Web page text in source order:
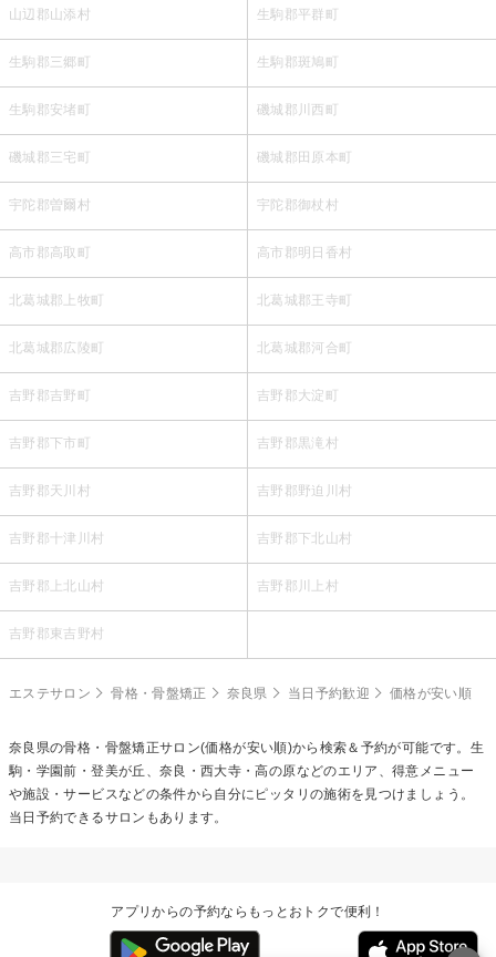
山辺郡山添村 生駒郡平群町
生駒郡三郷町 生駒郡斑鳩町
生駒郡安堵町 磯城郡川西町
磯城郡三宅町 磯城郡田原本町
宇陀郡曽爾村 宇陀郡御杖村
高市郡高取町 高市郡明日香村
北葛城郡上牧町 北葛城郡王寺町
北葛城郡広陵町 北葛城郡河合町
吉野郡吉野町 吉野郡大淀町
吉野郡下市町 吉野郡黒滝村
吉野郡天川村 吉野郡野迫川村
吉野郡十津川村 吉野郡下北山村
吉野郡上北山村 吉野郡川上村
吉野郡東吉野村
エステサロン 骨格・骨盤矯正 奈良県 当日予約歓迎 価格が安い順
奈良県の骨格・骨盤矯正サロン(価格が安い順)から検索＆予約が可能です。生
駒・学園前・登美が丘、奈良・西大寺・高の原などのエリア、得意メニュー
や施設・サービスなどの条件から自分にピッタリの施術を見つけましょう。
当日予約できるサロンもあります。
アプリからの予約ならもっとおトクで便利！